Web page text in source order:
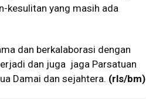
kesulitan yang masih ada
dan berkalaborasi dengan
dan juga jaga Parsatuan
Damai dan sejahtera. (rls/bm)